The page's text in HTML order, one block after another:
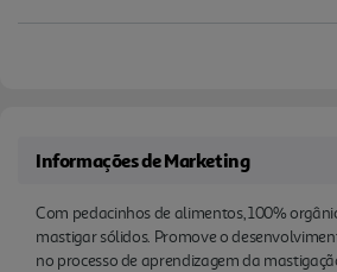
Informações de Marketing
Com pedacinhos de alimentos, 100%
mastigar sólidos. Promove o
no processo de aprendizagem da